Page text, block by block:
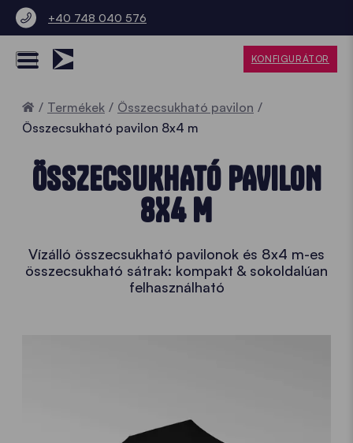
+40 748 040 576
KONFIGURÁTOR
Home
Termékek
Összecsukható pavilon
Összecsukható pavilon 8x4 m
ÖSSZECSUKHATÓ PAVILON
8X4 M
Vízálló összecsukható pavilonok és 8x4 m-es
összecsukható sátrak: kompakt & sokoldalúan
felhasználható